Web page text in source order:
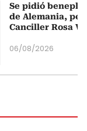
Se pidió
de Alemania,
Canciller Rosa
06/08/2026